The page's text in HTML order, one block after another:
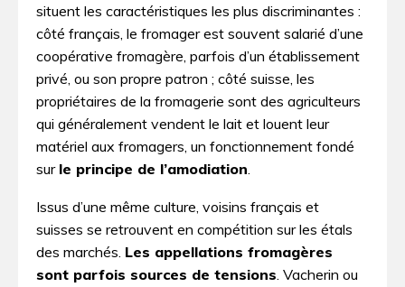
situent les caractéristiques les plus discriminantes :
côté français, le fromager est souvent salarié d’une
coopérative fromagère, parfois d’un établissement
privé, ou son propre patron ; côté suisse, les
propriétaires de la fromagerie sont des agriculteurs
qui généralement vendent le lait et louent leur
matériel aux fromagers, un fonctionnement fondé
sur le principe de l’amodiation
Issus d’une même culture, voisins français et
suisses se retrouvent en compétition sur les étals
des marchés. Les appellations fromagères
sont parfois sources de tensions. Vacherin ou